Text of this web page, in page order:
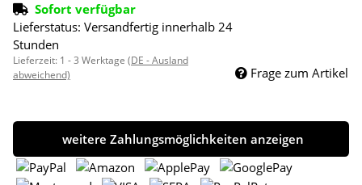
Sofort verfügbar
Lieferstatus: Versandfertig innerhalb 24
Stunden
Lieferzeit: 1 - 3 Werktage (DE - Ausland
abweichend)
Frage zum Artikel
weitere Zahlungsmöglichkeiten anzeigen